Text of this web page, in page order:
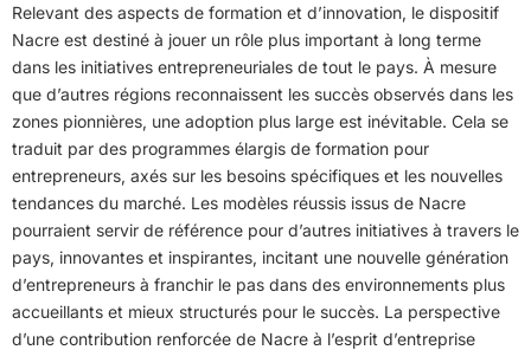
Relevant des aspects de formation et d’innovation, le dispositif
Nacre est destiné à jouer un rôle plus important à long terme
dans les initiatives entrepreneuriales de tout le pays. À mesure
que d’autres régions reconnaissent les succès observés dans les
zones pionnières, une adoption plus large est inévitable. Cela se
traduit par des programmes élargis de formation pour
entrepreneurs, axés sur les besoins spécifiques et les nouvelles
tendances du marché. Les modèles réussis issus de Nacre
pourraient servir de référence pour d’autres initiatives à travers le
pays, innovantes et inspirantes, incitant une nouvelle génération
d’entrepreneurs à franchir le pas dans des environnements plus
accueillants et mieux structurés pour le succès. La perspective
d’une contribution renforcée de Nacre à l’esprit d’entreprise